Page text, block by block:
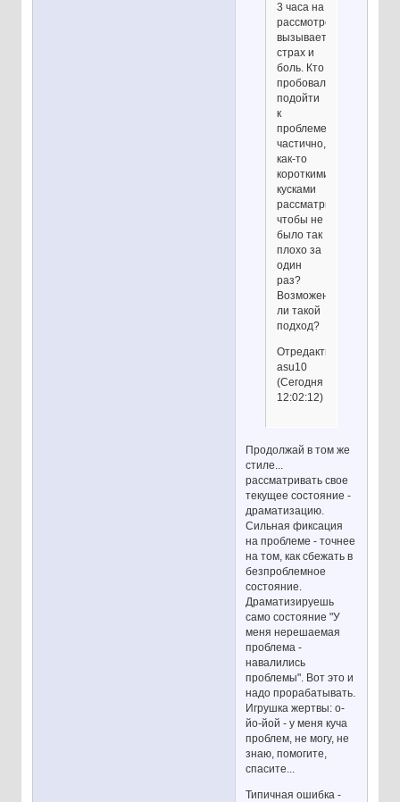
3 часа на
рассмотрение
вызывает
страх и
боль. Кто
пробовал
подойти
к
проблеме
частично,
как-то
короткими
кусками
рассматривать,
чтобы не
было так
плохо за
один
раз?
Возможен
ли такой
подход?
Отредактировано
asu10
(Сегодня
12:02:12)
Продолжай в том же
стиле...
рассматривать свое
текущее состояние -
драматизацию.
Сильная фиксация
на проблеме - точнее
на том, как сбежать в
безпроблемное
состояние.
Драматизируешь
само состояние "У
меня нерешаемая
проблема -
навалились
проблемы". Вот это и
надо прорабатывать.
Игрушка жертвы: о-
йо-йой - у меня куча
проблем, не могу, не
знаю, помогите,
спасите...
Типичная ошибка -